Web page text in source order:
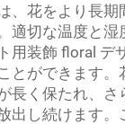
、花をより長期
適切な温度と湿
用装飾 floral デ
とができます。
長く保たれ、さ
出し続けます。